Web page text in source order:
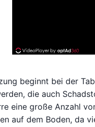
beginnt bei der
die auch
eine große Anzahl
auf dem Boden, da